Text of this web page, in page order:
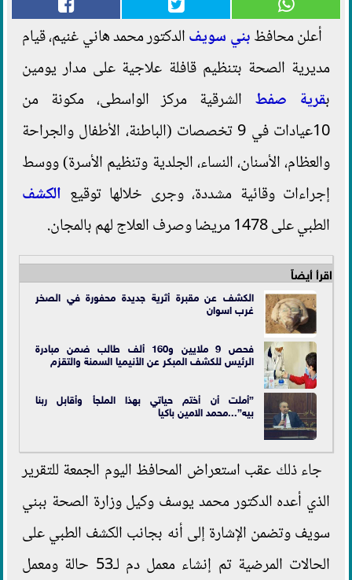
أعلن محافظبني سويفالدكتور محمد هاني غنيم، قيام
مديرية الصحة بتنظيم قافلة علاجية على مدار يومين
بقرية صفط الشرقية مركز الواسطى، مكونة من
10عيادات في 9 تخصصات (الباطنة، الأطفال والجراحة
والعظام، الأسنان، النساء، الجلدية وتنظيم الأسرة) ووسط
إجراءات وقائية مشددة، وجرى خلالها توقيع الكشف
الطبي على 1478 مريضا وصرف العلاج لهم بالمجان.
اقرأ أيضاً
الكشف عن مقبرة أثرية جديدة محفورة في الصخر
غرب اسوان
فحص 9 ملايين و160 ألف طالب ضمن مبادرة
الرئيس للكشف المبكر عن الأنيميا السمنة والتقزم
”أملت أن أختم حياتي بهذا الملجأ وأقابل ربنا
بيه”...محمد الامين باكيا
جاء ذلك عقب استعراض المحافظ اليوم الجمعة للتقرير
الذي أعده الدكتور محمد يوسف وكيل وزارة الصحة ببني
سويف وتضمن الإشارة إلى أنه بجانب الكشف الطبي على
الحالات المرضية تم إنشاء معمل دم لـ53 حالة ومعمل